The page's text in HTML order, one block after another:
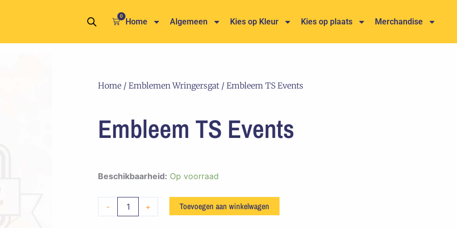
0
Winkelwagen
Home Algemeen Kies op Kleur Kies op plaats Merchandise
Home / Emblemen Wringersgat / Embleem TS Events
Embleem TS Events
Beschikbaarheid: Op voorraad
-
Embleem
aantal
+ Toevoegen aan winkelwagen